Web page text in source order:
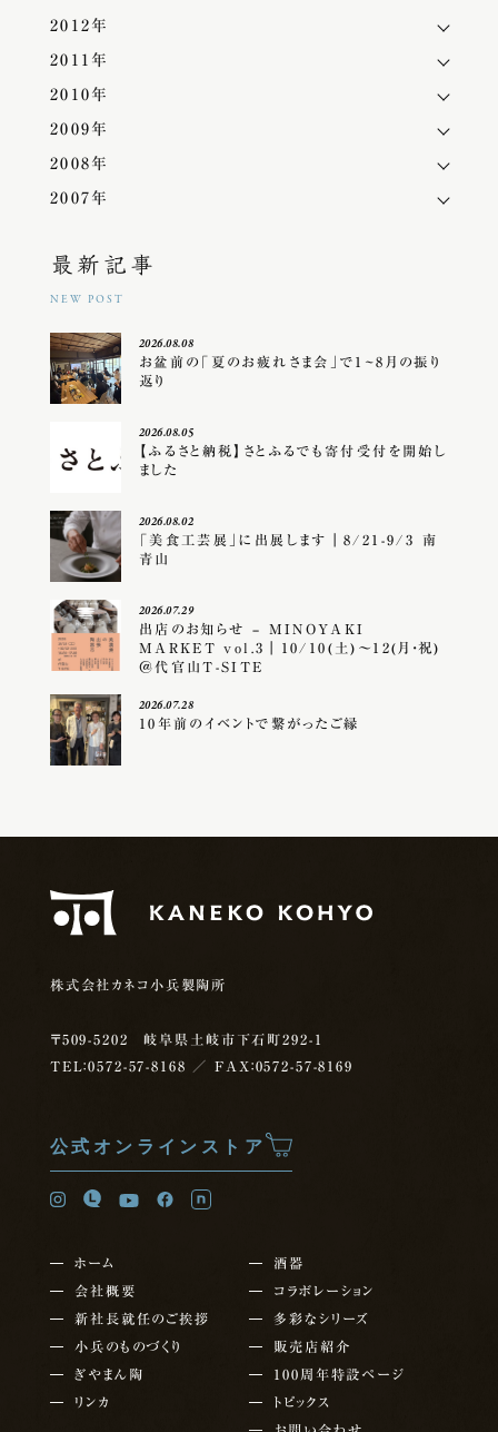
2012年
2011年
2010年
2009年
2008年
2007年
最新記事
NEW POST
2026.08.08
お盆前の「夏のお疲れさま会」で1~8月の振り
返り
2026.08.05
【ふるさと納税】さとふるでも寄付受付を開始し
ました
2026.08.02
「美食工芸展」に出展します｜8/21-9/3 南
青山
2026.07.29
出店のお知らせ – MINOYAKI
MARKET vol.3｜10/10(土)〜12(月・祝)
＠代官山T-SITE
2026.07.28
10年前のイベントで繋がったご縁
株式会社カネコ小兵製陶所
〒509-5202 岐阜県土岐市下石町292-1
TEL：0572-57-8168
／ FAX：0572-57-8169
公式オンラインストア
ホーム
会社概要
新社長就任のご挨拶
小兵のものづくり
ぎやまん陶
リンカ
酒器
コラボレーション
多彩なシリーズ
販売店紹介
100周年特設ページ
トピックス